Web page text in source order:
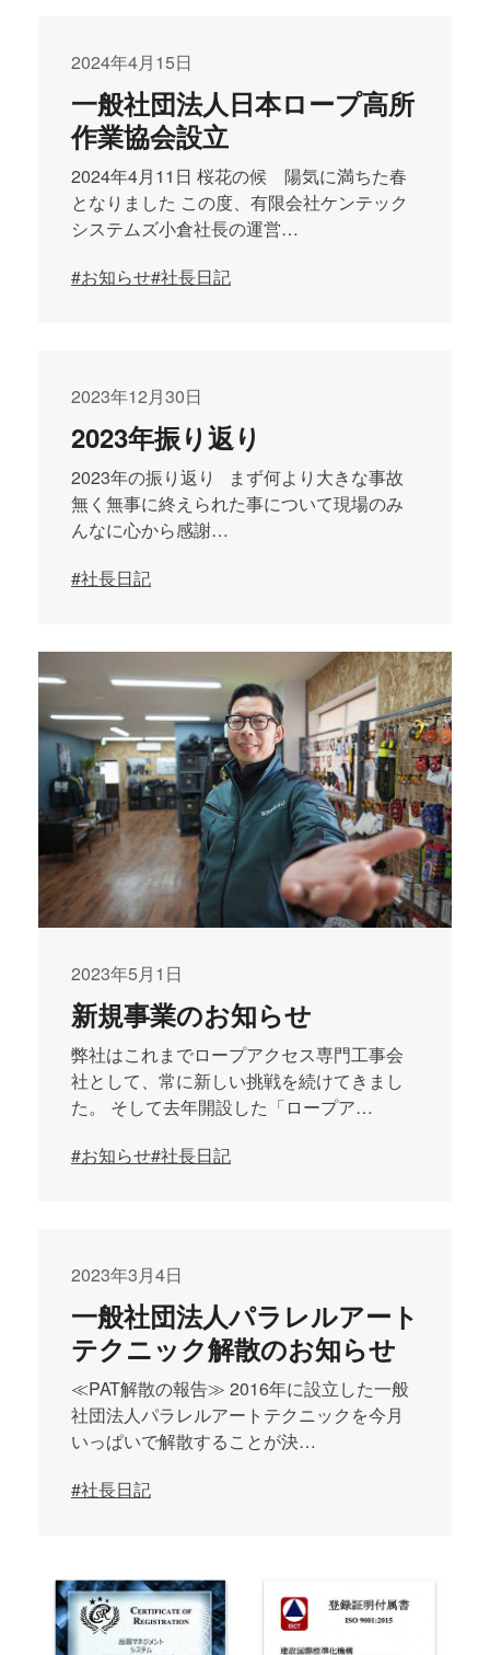
2024年4月15日
一般社団法人日本ロープ高所
作業協会設立
2024年4月11日 桜花の候 陽気に満ちた春
となりました この度、有限会社ケンテック
システムズ小倉社長の運営…
#お知らせ#社長日記
2023年12月30日
2023年振り返り
2023年の振り返り まず何より大きな事故
無く無事に終えられた事について現場のみ
んなに心から感謝…
#社長日記
2023年5月1日
新規事業のお知らせ
弊社はこれまでロープアクセス専門工事会
社として、常に新しい挑戦を続けてきまし
た。 そして去年開設した「ロープア…
#お知らせ#社長日記
2023年3月4日
一般社団法人パラレルアート
テクニック解散のお知らせ
≪PAT解散の報告≫ 2016年に設立した一般
社団法人パラレルアートテクニックを今月
いっぱいで解散することが決…
#社長日記